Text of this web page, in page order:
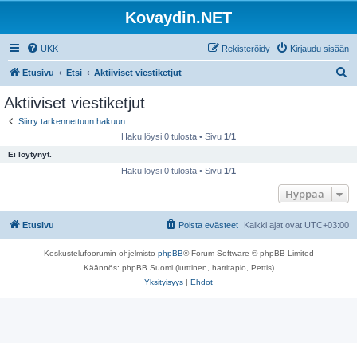
Kovaydin.NET
UKK Kirjaudu sisään
Rekisteröidy
Etusivu Etsi Aktiiviset viestiketjut
Aktiiviset viestiketjut
Siirry tarkennettuun hakuun
Haku löysi 0 tulosta • Sivu 1/1
Ei löytynyt.
Haku löysi 0 tulosta • Sivu 1/1
Hyppää
Etusivu Kaikki ajat ovat UTC+03:00
Poista evästeet
Keskustelufoorumin ohjelmisto phpBB® Forum Software © phpBB Limited
Käännös: phpBB Suomi (lurttinen, harritapio, Pettis)
Yksityisyys | Ehdot